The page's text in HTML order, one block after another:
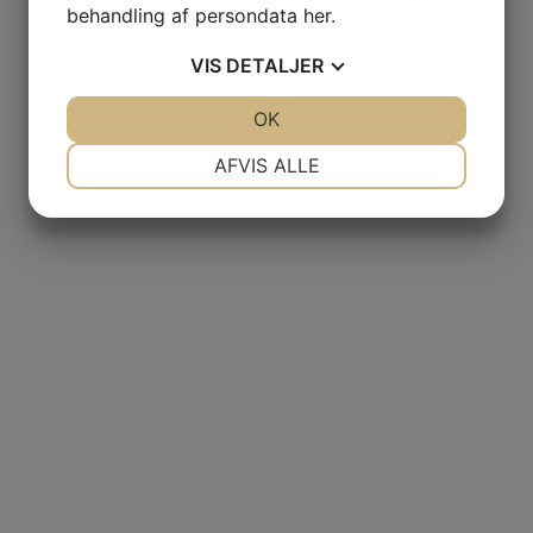
Instagram
behandling af persondata her.
VIS DETALJER
AFVIS ALLE
OK